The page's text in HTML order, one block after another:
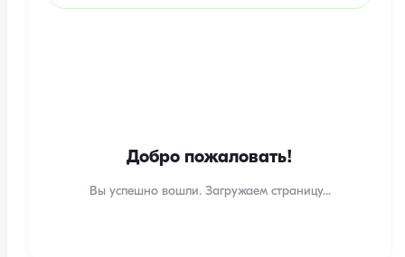
Добро пожаловать!
Вы успешно вошли. Загружаем страницу...